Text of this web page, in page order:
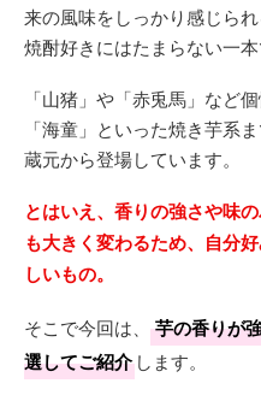
来の風味をしっかり感じられ
焼酎好きにはたまらない一本
「山猪」や「赤兎馬」など
「海童」といった焼き芋系
蔵元から登場しています。
とはいえ、香りの強さや味
も大きく変わるため、自分
しいもの。
そこで今回は、
芋の香りが
選してご紹介 します。